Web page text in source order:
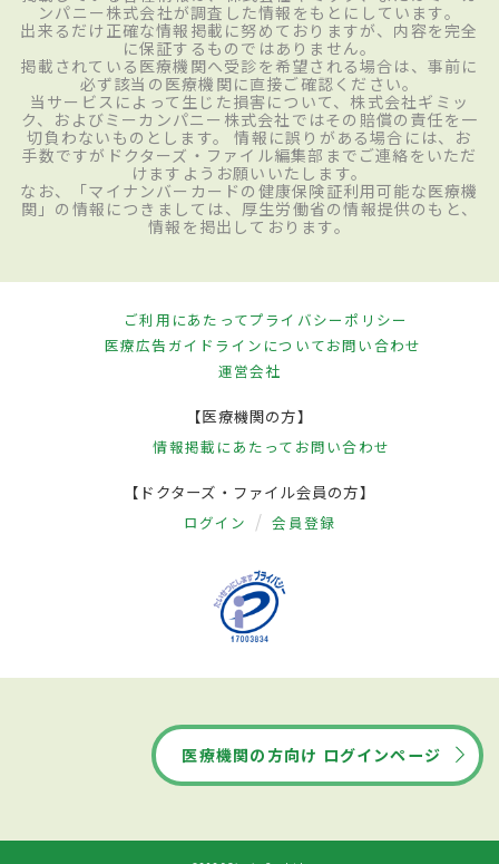
ンパニー株式会社が調査した情報をもとにしています。
出来るだけ正確な情報掲載に努めておりますが、内容を完全
に保証するものではありません。
掲載されている医療機関へ受診を希望される場合は、事前に
必ず該当の医療機関に直接ご確認ください。
当サービスによって生じた損害について、株式会社ギミッ
ク、およびミーカンパニー株式会社ではその賠償の責任を一
切負わないものとします。 情報に誤りがある場合には、お
手数ですがドクターズ・ファイル編集部までご連絡をいただ
けますようお願いいたします。
なお、「マイナンバーカードの健康保険証利用可能な医療機
関」の情報につきましては、厚生労働省の情報提供のもと、
情報を掲出しております。
ご利用にあたってプライバシーポリシー
医療広告ガイドラインについてお問い合わせ
運営会社
【医療機関の方】
情報掲載にあたって お問い合わせ
【ドクターズ・ファイル会員の方】
ログイン 会員登録
医療機関の方向け ログインページ